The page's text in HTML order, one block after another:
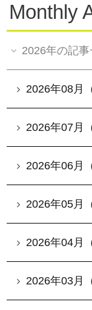
Monthly
2026年の記事
2026年08月
2026年07月
2026年06月
2026年05月
2026年04月
2026年03月